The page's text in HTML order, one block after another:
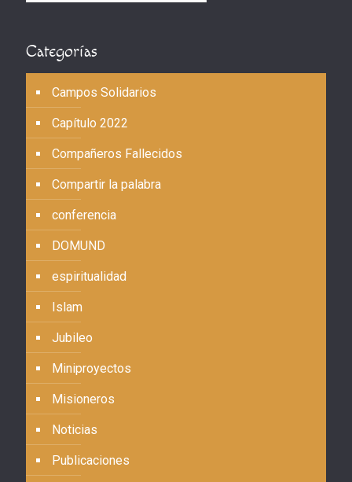
Categorías
Campos Solidarios
Capítulo 2022
Compañeros Fallecidos
Compartir la palabra
conferencia
DOMUND
espiritualidad
Islam
Jubileo
Miniproyectos
Misioneros
Noticias
Publicaciones